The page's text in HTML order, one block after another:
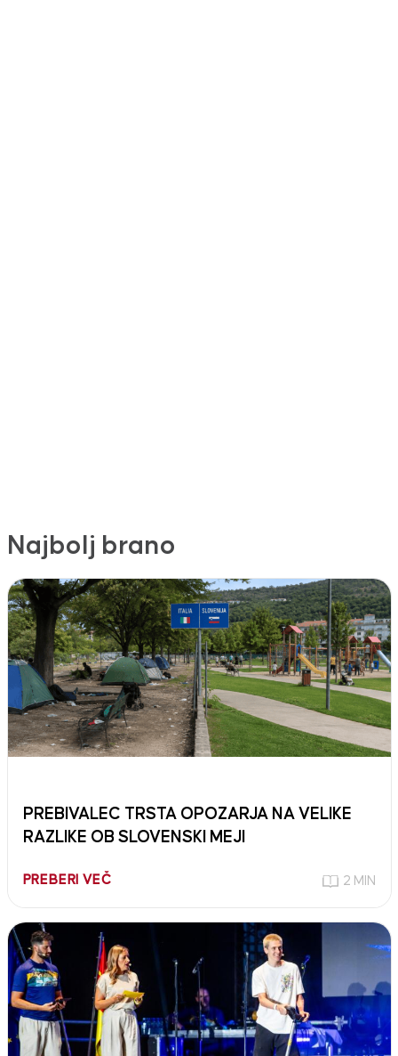
Najbolj brano
PREBIVALEC TRSTA OPOZARJA NA VELIKE
RAZLIKE OB SLOVENSKI MEJI
PREBERI VEČ 2 MIN